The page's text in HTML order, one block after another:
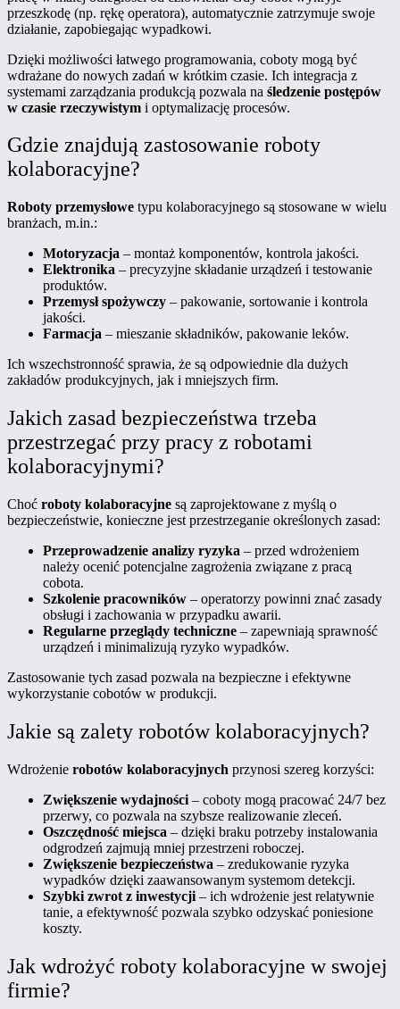
przeszkodę (np. rękę operatora), automatycznie zatrzymuje swoje
działanie, zapobiegając wypadkowi.
Dzięki możliwości łatwego programowania, coboty mogą być
wdrażane do nowych zadań w krótkim czasie. Ich integracja z
systemami zarządzania produkcją pozwala na śledzenie postępów
w czasie rzeczywistym i optymalizację procesów.
Gdzie znajdują zastosowanie roboty
kolaboracyjne?
Roboty przemysłowe typu kolaboracyjnego są stosowane w wielu
branżach, m.in.:
Motoryzacja – montaż komponentów, kontrola jakości.
Elektronika – precyzyjne składanie urządzeń i testowanie
produktów.
Przemysł spożywczy – pakowanie, sortowanie i kontrola
jakości.
Farmacja – mieszanie składników, pakowanie leków.
Ich wszechstronność sprawia, że są odpowiednie dla dużych
zakładów produkcyjnych, jak i mniejszych firm.
Jakich zasad bezpieczeństwa trzeba
przestrzegać przy pracy z robotami
kolaboracyjnymi?
Choć roboty kolaboracyjne są zaprojektowane z myślą o
bezpieczeństwie, konieczne jest przestrzeganie określonych zasad:
Przeprowadzenie analizy ryzyka – przed wdrożeniem
należy ocenić potencjalne zagrożenia związane z pracą
cobota.
Szkolenie pracowników – operatorzy powinni znać zasady
obsługi i zachowania w przypadku awarii.
Regularne przeglądy techniczne – zapewniają sprawność
urządzeń i minimalizują ryzyko wypadków.
Zastosowanie tych zasad pozwala na bezpieczne i efektywne
wykorzystanie cobotów w produkcji.
Jakie są zalety robotów kolaboracyjnych?
Wdrożenie robotów kolaboracyjnych przynosi szereg korzyści:
Zwiększenie wydajności – coboty mogą pracować 24/7 bez
przerwy, co pozwala na szybsze realizowanie zleceń.
Oszczędność miejsca – dzięki braku potrzeby instalowania
odgrodzeń zajmują mniej przestrzeni roboczej.
Zwiększenie bezpieczeństwa – zredukowanie ryzyka
wypadków dzięki zaawansowanym systemom detekcji.
Szybki zwrot z inwestycji – ich wdrożenie jest relatywnie
tanie, a efektywność pozwala szybko odzyskać poniesione
koszty.
Jak wdrożyć roboty kolaboracyjne w swojej
firmie?